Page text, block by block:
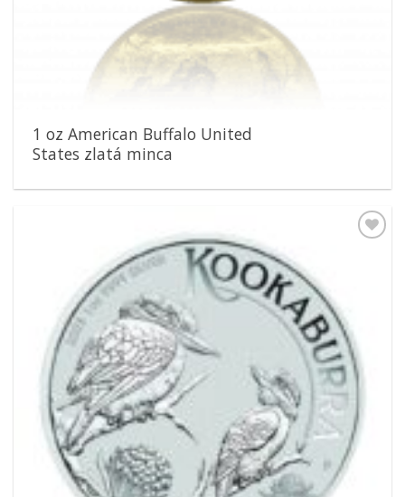
1 oz American Buffalo United
States zlatá minca